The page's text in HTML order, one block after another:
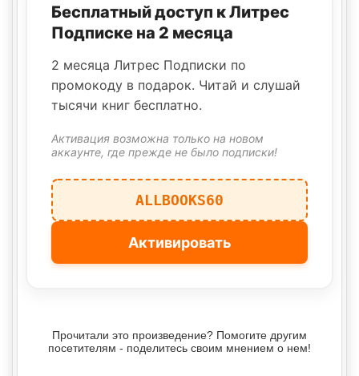
Бесплатный доступ к Литрес
Подписке на 2 месяца
2 месяца Литрес Подписки по
промокоду в подарок. Читай и слушай
тысячи книг бесплатно.
Активация возможна только на новом
аккаунте, где прежде не было подписки!
ALLBOOKS60
Активировать
Прочитали это произведение? Помогите другим
посетителям - поделитесь своим мнением о нем!